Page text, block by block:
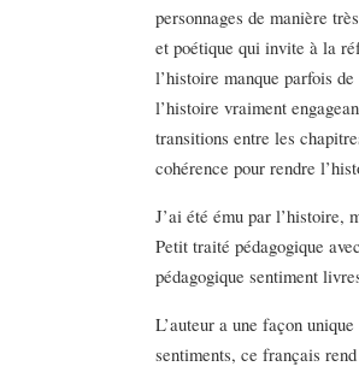
personnages de manière
et poétique qui invite à la
l’histoire manque parfois
l’histoire vraiment
transitions entre les
cohérence pour rendre
J’ai été ému par l’histoire,
Petit traité pédagogique
pédagogique sentiment
L’auteur a une façon
sentiments, ce français